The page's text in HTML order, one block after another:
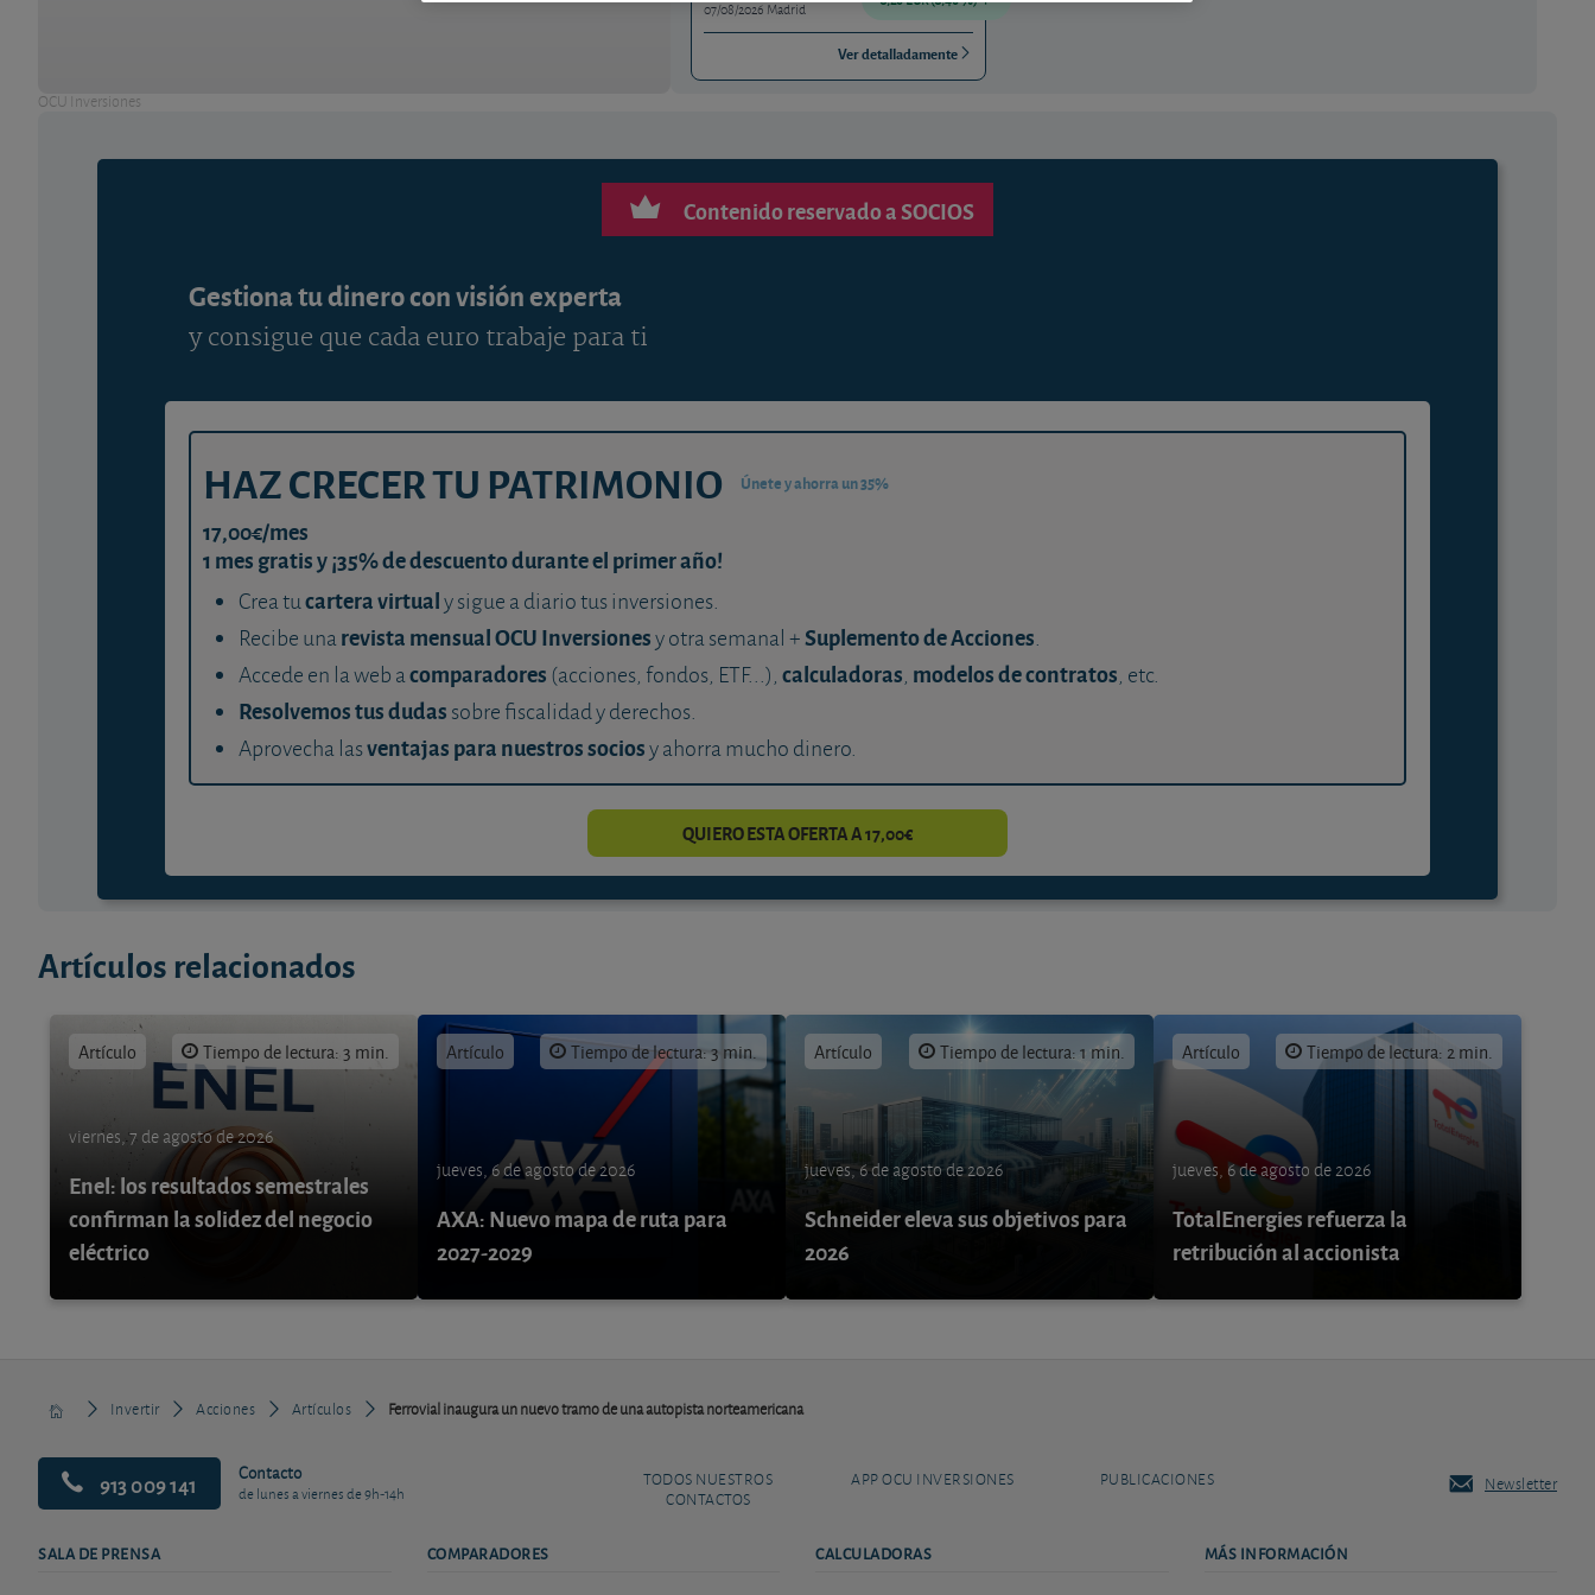
OCU Inversiones
07/08/2026 Madrid
Ver detalladamente
Contenido reservado a SOCIOS
Gestiona tu dinero con visión experta
y consigue que cada euro trabaje para ti
HAZ CRECER TU PATRIMONIO Únete y ahorra un 35%
17,00€/mes
1 mes gratis y ¡35% de descuento durante el primer año!
Crea tucartera virtualy sigue a diario tus inversiones.
Recibe unarevista mensual OCU Inversionesy otra semanal +Suplemento de Acciones.
Accede en la web acomparadores (acciones, fondos, ETF...), calculadoras, modelos de contratos, etc.
Resolvemos tus dudas sobre fiscalidad y derechos.
Aprovecha lasventajas para nuestros sociosy ahorra mucho dinero.
QUIERO ESTA OFERTA A 17,00€
Artículos relacionados
Artículo Tiempo de lectura: 3 min.
viernes, 7 de agosto de 2026
Enel: los resultados semestrales
confirman la solidez del negocio
eléctrico
Artículo Tiempo de lectura: 3 min.
jueves, 6 de agosto de 2026
AXA: Nuevo mapa de ruta para
2027-2029
Artículo Tiempo de lectura: 1 min.
jueves, 6 de agosto de 2026
Schneider eleva sus objetivos para
2026
Artículo Tiempo de lectura: 2 min.
jueves, 6 de agosto de 2026
TotalEnergies refuerza la
retribución al accionista
Invertir Acciones Artículos Ferrovial inaugura un nuevo tramo de una autopista norteamericana
913 009 141 Contacto
de lunes a viernes de 9h-14h
TODOS NUESTROS
CONTACTOS
APP OCU INVERSIONES PUBLICACIONES Newsletter
SALA DE PRENSA COMPARADORES CALCULADORAS MÁS INFORMACIÓN